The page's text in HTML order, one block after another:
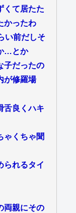
くて居たた
かったわ
い前だしそ
…とか
子だったの
が修羅場
舌良くハキ
ゃくちゃ聞
られるタイ
両親にその